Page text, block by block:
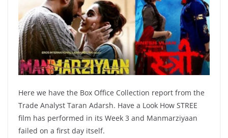
Here we have the Box Office Collection report from the
Trade Analyst Taran Adarsh. Have a Look How STREE
film has performed in its Week 3 and Manmarziyaan
failed on a first day itself.